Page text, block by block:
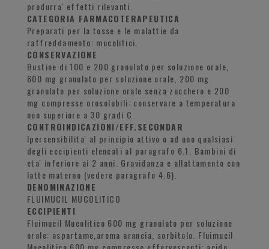
produrra' effetti rilevanti.
CATEGORIA FARMACOTERAPEUTICA
Preparati per la tosse e le malattie da
raffreddamento: mucolitici.
CONSERVAZIONE
Bustine di 100 e 200 granulato per soluzione orale,
600 mg granulato per soluzione orale, 200 mg
granulato per soluzione orale senza zucchero e 200
mg compresse orosolubili: conservare a temperatura
non superiore a 30 gradi C.
CONTROINDICAZIONI/EFF.SECONDAR
Ipersensibilita' al principio attivo o ad uno qualsiasi
degli eccipienti elencati al paragrafo 6.1. Bambini di
eta' inferiore ai 2 anni. Gravidanza e allattamento con
latte materno (vedere paragrafo 4.6).
DENOMINAZIONE
FLUIMUCIL MUCOLITICO
ECCIPIENTI
Fluimucil Mucolitico 600 mg granulato per soluzione
orale: aspartame,aroma arancia, sorbitolo. Fluimucil